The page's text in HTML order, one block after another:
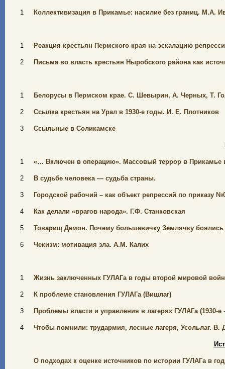
1 Коллективизация в Прикамье: насилие без границ. М.А.
1 Реакция крестьян Пермского края на эскалацию
2 Письма во власть крестьян Ныробского района как
1 Белорусы в Пермском крае. С. Шевырин, А. Черных, Т.
2 Ссылка крестьян на Урал в 1930-е годы. И. Е. Плотников
3 Ссыльные в Соликамске
1 «… Включен в операцию». Массовый террор в Прикамье
2 В судьбе человека — судьба страны.
3 Городской рабочий – как объект репрессий по приказу
4 Как делали «врагов народа». Г.Ф. Станковская
5 Товарищ Демон. Почему большевичку Землячку боялись
6 Чекизм: мотивация зла. А.М. Калих
1 Жизнь заключенных ГУЛАГа в годы второй мировой
2 К проблеме становления ГУЛАГа (Вишлаг)
3 Проблемы власти и управления в лагерях ГУЛАГа (1930-е
4 Чтобы помнили: трудармия, лесные лагеря, Усольлаг. В.
О подходах к оценке источников по истории ГУЛАГа в